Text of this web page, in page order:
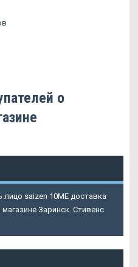
о
saizen 10ME доставка
Заринск. Стивенс